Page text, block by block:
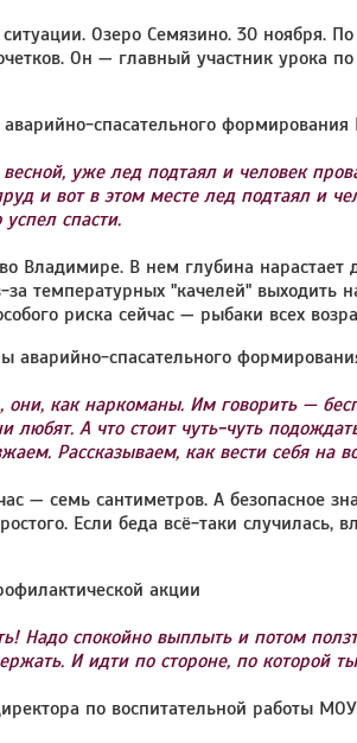
Озеро Семязино. 30 ноября.
Он — главный участник урока
аварийно-спасательного
уже лед подтаял и человек
и вот в этом месте лед подтаял и
спасти.
Владимире. В нем глубина
температурных "качелей" выходить
риска сейчас — рыбаки всех
аварийно-спасательного
как наркоманы. Им говорить —
любят. А что стоит чуть-чуть
Рассказываем, как вести себя на
— семь сантиметров. А безопасное
Если беда всё-таки
акции
Надо спокойно выплыть и потом
И идти по стороне, по которой
по воспитательной работы